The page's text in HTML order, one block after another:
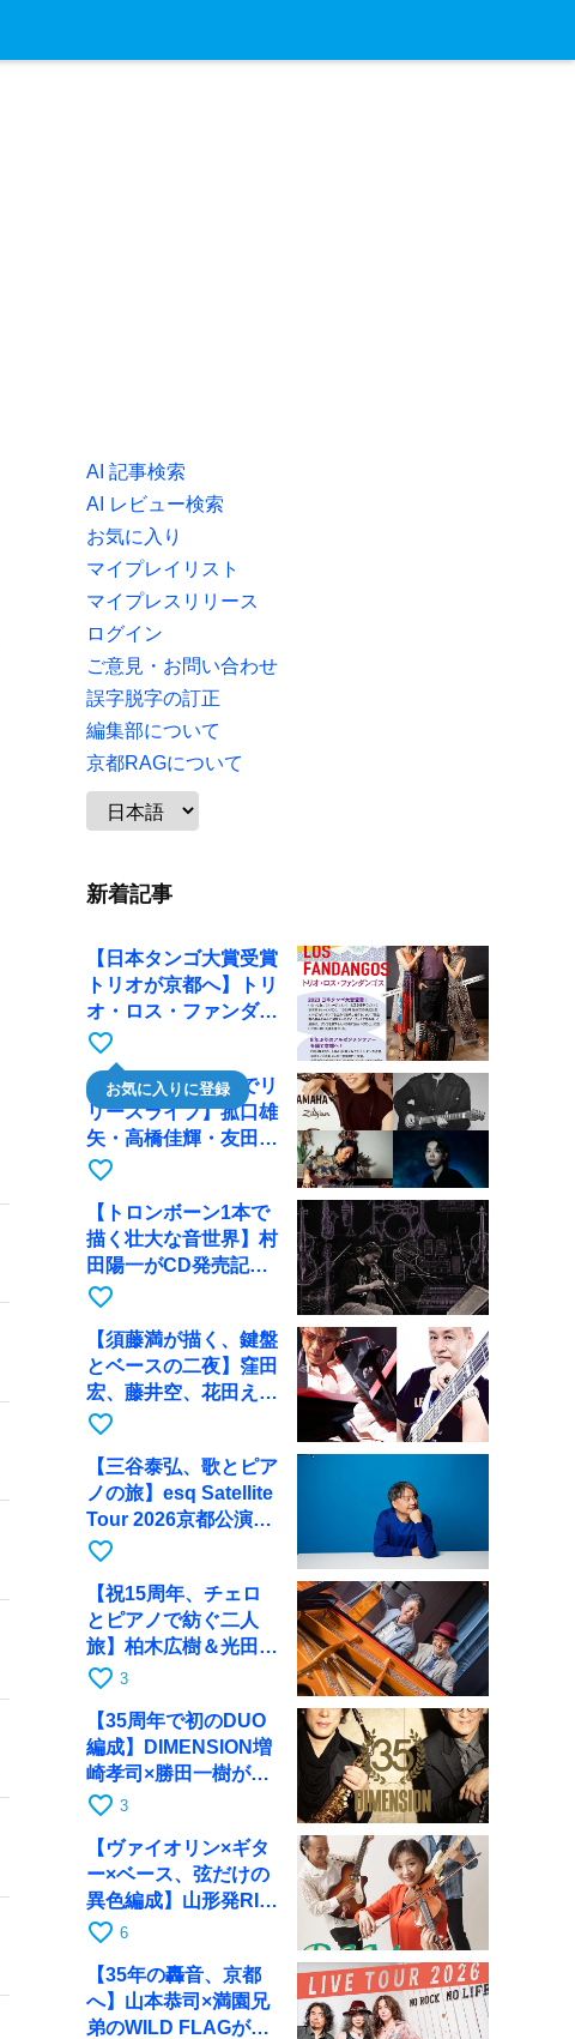
AI 記事検索
AI レビュー検索
お気に入り
マイプレイリスト
マイプレスリリース
ログイン
ご意見・お問い合わせ
誤字脱字の訂正
編集部について
京都RAGについて
新着記事
【日本タンゴ大賞受賞
トリオが京都へ】トリ
オ・ロス・ファンダン
ゴスが10月9日にRAG
で公演
favorite_border
お気に入りに登録
【川口千里、京都でリ
リースライブ】菰口雄
矢・高橋佳輝・友田ジ
ュンと9月28日にRAG
favorite_border
【トロンボーン1本で
描く壮大な音世界】村
田陽一がCD発売記念
ツアーで9月4日に京
favorite_border
【須藤満が描く、鍵盤
とベースの二夜】窪田
宏、藤井空、花田えみ
と京都RAGで共演
favorite_border
【三谷泰弘、歌とピア
ノの旅】esq Satellite
Tour 2026京都公演を
10月に開催
favorite_border
【祝15周年、チェロ
とピアノで紡ぐ二人
旅】柏木広樹＆光田健
一が11月12日に京都
favorite_border 3
【35周年で初のDUO
編成】DIMENSION増
崎孝司×勝田一樹が10
月11日に京都RAGへ
favorite_border 3
【ヴァイオリン×ギタ
ー×ベース、弦だけの
異色編成】山形発RIM
が初全国ツアーで8月
favorite_border 6
【35年の轟音、京都
へ】山本恭司×満園兄
弟のWILD FLAGが8